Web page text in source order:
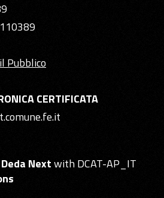
Pubblico
CERTIFICATA
Deda Nextwith DCAT-AP_IT